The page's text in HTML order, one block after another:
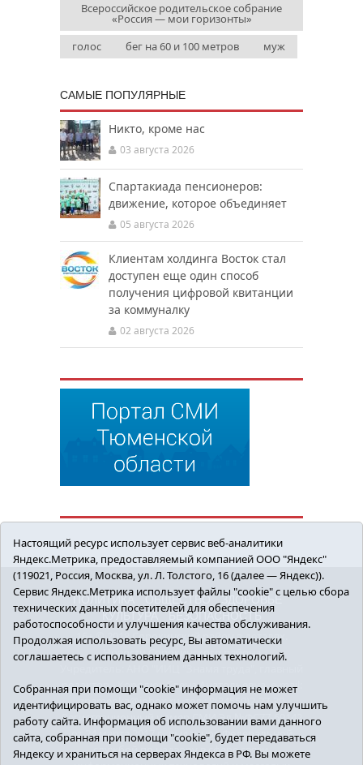
Всероссийское родительское собрание
«Россия — мои горизонты»
голос
бег на 60 и 100 метров муж
САМЫЕ ПОПУЛЯРНЫЕ
Никто, кроме нас
03 августа 2026
Спартакиада пенсионеров:
движение, которое объединяет
05 августа 2026
Клиентам холдинга Восток стал
доступен еще один способ
получения цифровой квитанции
за коммуналку
02 августа 2026
ПОЛИТИКА ОБЩЕСТВО
ЗДОРОВЬЕ
КУЛЬТУРА
БЕЗОПАСНОСТЬ
16+ © 2018 Сорокинский район в деталях.
Новости Сорокинского района
редактор - Королюк Елена Анатольевна, e-mail:
znamenka@inbox.ru, тел.: 8(34550)2-27-30
Регистрационный номер СМИ Эл №ФС77-69142
от 24 марта 2017 г., выданное Федеральной
службой по надзору в сфере связи,
Настоящий ресурс использует сервис веб-аналитики
Яндекс.Метрика, предоставляемый компанией ООО "Яндекс"
(119021, Россия, Москва, ул. Л. Толстого, 16 (далее — Яндекс)).
Сервис Яндекс.Метрика использует файлы "cookie" с целью сбора
технических данных посетителей для обеспечения
работоспособности и улучшения качества обслуживания.
Продолжая использовать ресурс, Вы автоматически
соглашаетесь с использованием данных технологий.
Собранная при помощи "cookie" информация не может
идентифицировать вас, однако может помочь нам улучшить
работу сайта. Информация об использовании вами данного
сайта, собранная при помощи "cookie", будет передаваться
Яндексу и храниться на серверах Яндекса в РФ. Вы можете